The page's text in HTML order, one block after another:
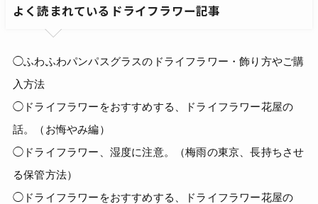
よく読まれているドライフラワー記事
◯ふわふわパンパスグラスのドライフラワー・飾り方やご購
入方法
◯ドライフラワーをおすすめする、ドライフラワー花屋の
話。（お悔やみ編）
◯ドライフラワー、湿度に注意。（梅雨の東京、長持ちさせ
る保管方法）
◯ドライフラワーをおすすめする、ドライフラワー花屋の